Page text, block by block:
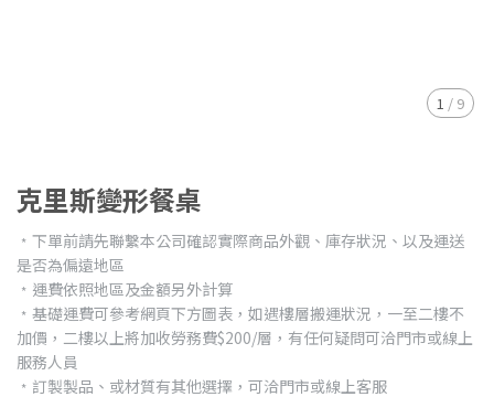
1 / 9
克里斯變形餐桌
﹡下單前請先聯繫本公司確認實際商品外觀、庫存狀況、以及運送
是否為偏遠地區
﹡運費依照地區及金額另外計算
﹡基礎運費可參考網頁下方圖表，如遇樓層搬運狀況，一至二樓不
加價，二樓以上將加收勞務費$200/層，有任何疑問可洽門市或線上
服務人員
﹡訂製製品、或材質有其他選擇，可洽門市或線上客服